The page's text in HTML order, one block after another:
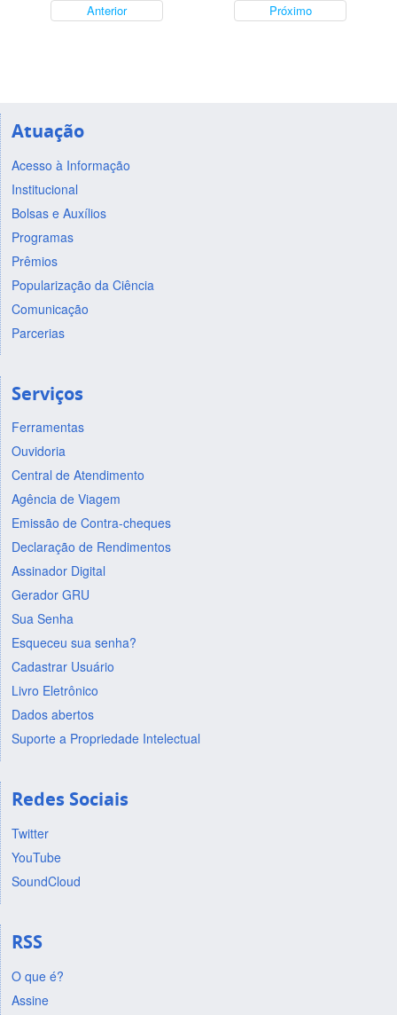
Anterior Próximo
Atuação
Acesso à Informação
Institucional
Bolsas e Auxílios
Programas
Prêmios
Popularização da Ciência
Comunicação
Parcerias
Serviços
Ferramentas
Ouvidoria
Central de Atendimento
Agência de Viagem
Emissão de Contra-cheques
Declaração de Rendimentos
Assinador Digital
Gerador GRU
Sua Senha
Esqueceu sua senha?
Cadastrar Usuário
Livro Eletrônico
Dados abertos
Suporte a Propriedade Intelectual
Redes Sociais
Twitter
YouTube
SoundCloud
RSS
O que é?
Assine